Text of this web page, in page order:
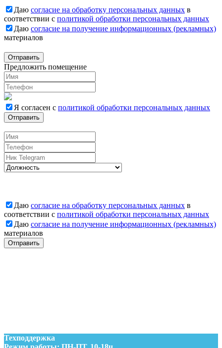
Даю согласие на обработку персональных данных в
соответствии с политикой обработки персональных данных
Даю согласие на получение информационных (рекламных)
материалов
Отправить
Предложить помещение
Я согласен с политикой обработки персональных данных
Отправить
Даю согласие на обработку персональных данных в
соответствии с политикой обработки персональных данных
Даю согласие на получение информационных (рекламных)
материалов
Отправить
Техподдержка